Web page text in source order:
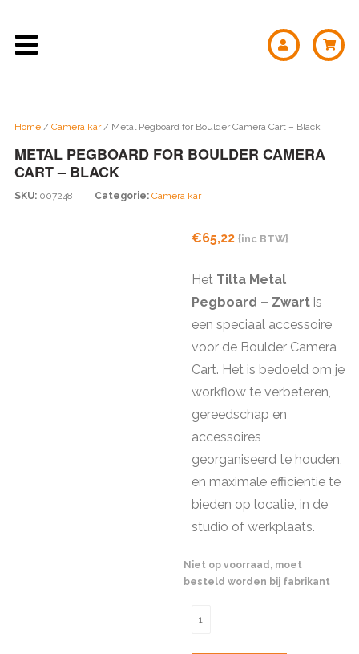
Home / Camera kar/ Metal Pegboard for Boulder Camera Cart – Black
METAL PEGBOARD FOR BOULDER CAMERA
CART – BLACK
SKU: 007248 Categorie: Camera kar
€65,22 {inc BTW}
Het Tilta Metal
Pegboard – Zwartis
een speciaal accessoire
voor de Boulder Camera
Cart. Het is bedoeld om je
workflow te verbeteren,
gereedschap en
accessoires
georganiseerd te houden,
en maximale efficiëntie te
bieden op locatie, in de
studio of werkplaats.
Niet op voorraad, moet
besteld worden bij fabrikant